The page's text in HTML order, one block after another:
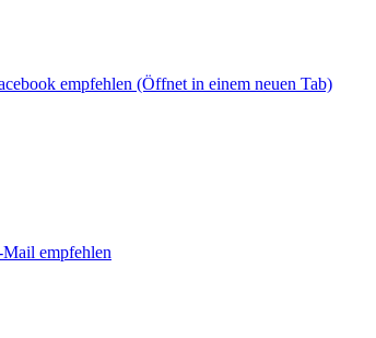
empfehlen (Öffnet in einem neuen Tab)
empfehlen